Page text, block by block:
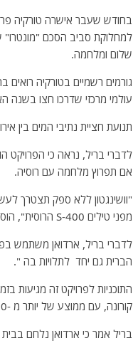
בחודש שעבר אישרה טורקיה
שלום ומלחמה.
גורמים רשמיים בטורקיה
עולמי מרכזי שדרכו חצו בשנה האחרונה
תנועת חציית נתיבי המים בין
לדברי בריל, נראה כי
אם תפרוץ מלחמה עם רוסיה.
"וושינגטון ללא ספק תצטרך
מפני טילים S-400 הרוסית", הוסיף.
לדברי בריל, ארדואן משתמש
הברית גם יחד לתלויות בה ".
התוכניות לפרויקט זה מגיעות
קורונה, עם ממוצע של יותר מ -56,000 מקרים חדשים ביום.
בריל אמר כי ארדואן נלחם